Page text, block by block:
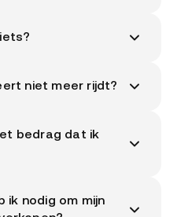
zelf samen met de
dus ook in Weert
niet meer rijdt?
aan dat de
geschikt materiaal
bedrag dat ik
sterk afwijkt van wat
ik nodig om mijn